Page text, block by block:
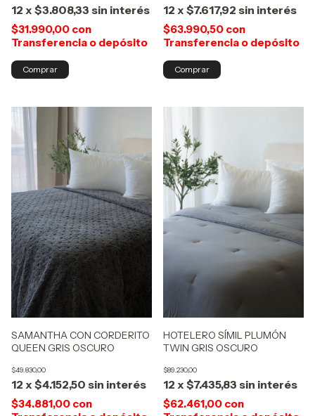
12 x $3.808,33 sin interés
$31.990,00 con
Transferencia o depósito
Comprar
12 x $7.617,92 sin interés
$63.990,50 con
Transferencia o depósito
SAMANTHA CON CORDERITO
QUEEN GRIS OSCURO
$49.830,00
12 x $4.152,50 sin interés
$34.881,00 con
HOTELERO SÍMIL PLUMÓN
TWIN GRIS OSCURO
$89.230,00
12 x $7.435,83 sin interés
$62.461,00 con